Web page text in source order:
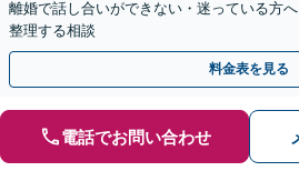
離婚で話し合いができない・迷っている方
整理する相談
料金表を見る
電話でお問い合わせ